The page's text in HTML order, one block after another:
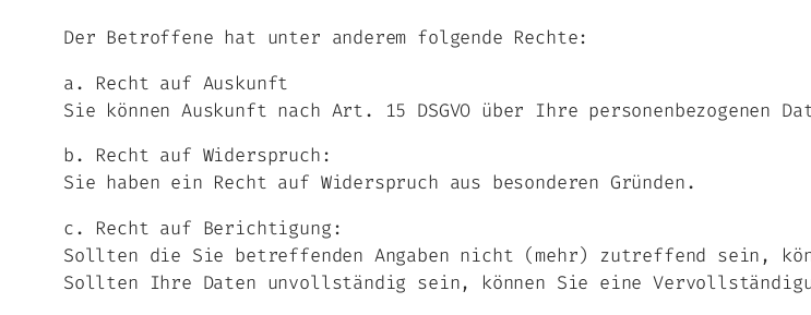
Der Betroffene hat unter anderem folgende Rechte:
a. Recht auf Auskunft
Sie können Auskunft nach Art. 15 DSGVO über Ihre
b. Recht auf Widerspruch:
Sie haben ein Recht auf Widerspruch aus besonderen Gründen.
c. Recht auf Berichtigung:
Sollten die Sie betreffenden Angaben nicht (mehr) zutreffend sein,
Sollten Ihre Daten unvollständig sein, können Sie eine